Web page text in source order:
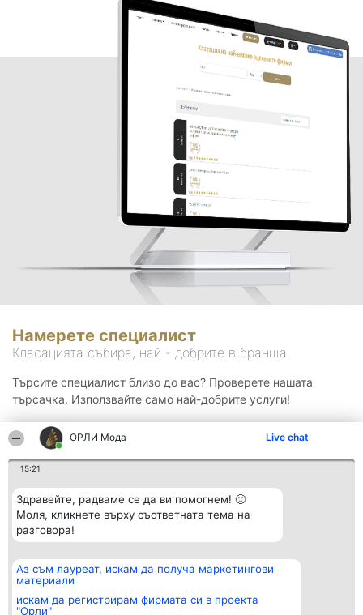
ОРЛИ Мода Live chat
15:21
Здравейте, радваме се да ви помогнем! 🙂
Моля, кликнете върху съответната тема на
разговора!
Аз съм лауреат, искам да получа маркетингови
материали
искам да регистрирам фирмата си в проекта
"Орли"
Намерете специалист
Класацията събира, най - добрите в бранша.
Търсите специалист близо до вас? Проверете нашата
търсачка. Използвайте само най-добрите услуги!
Организатор на
класиране
BulevardulAleea Timișul De
Класация
всички
Контакти